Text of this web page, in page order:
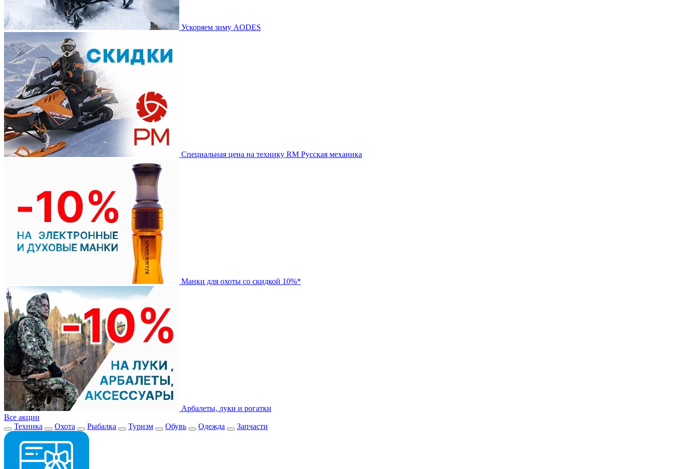
Ускоряем зиму AODES
Специальная цена на технику RM Русская механика
Манки для охоты со скидкой 10%*
Арбалеты, луки и рогатки
Все акции
Техника
Охота Рыбалка Туризм Обувь Одежда Запчасти